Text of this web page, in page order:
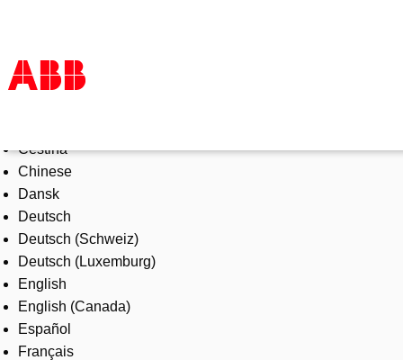
Products & Solutions
Industries
Services
About us
Where to buy
Contact us
Careers
Čeština
Chinese
Dansk
Deutsch
Deutsch (Schweiz)
Deutsch (Luxemburg)
English
English (Canada)
Español
Français